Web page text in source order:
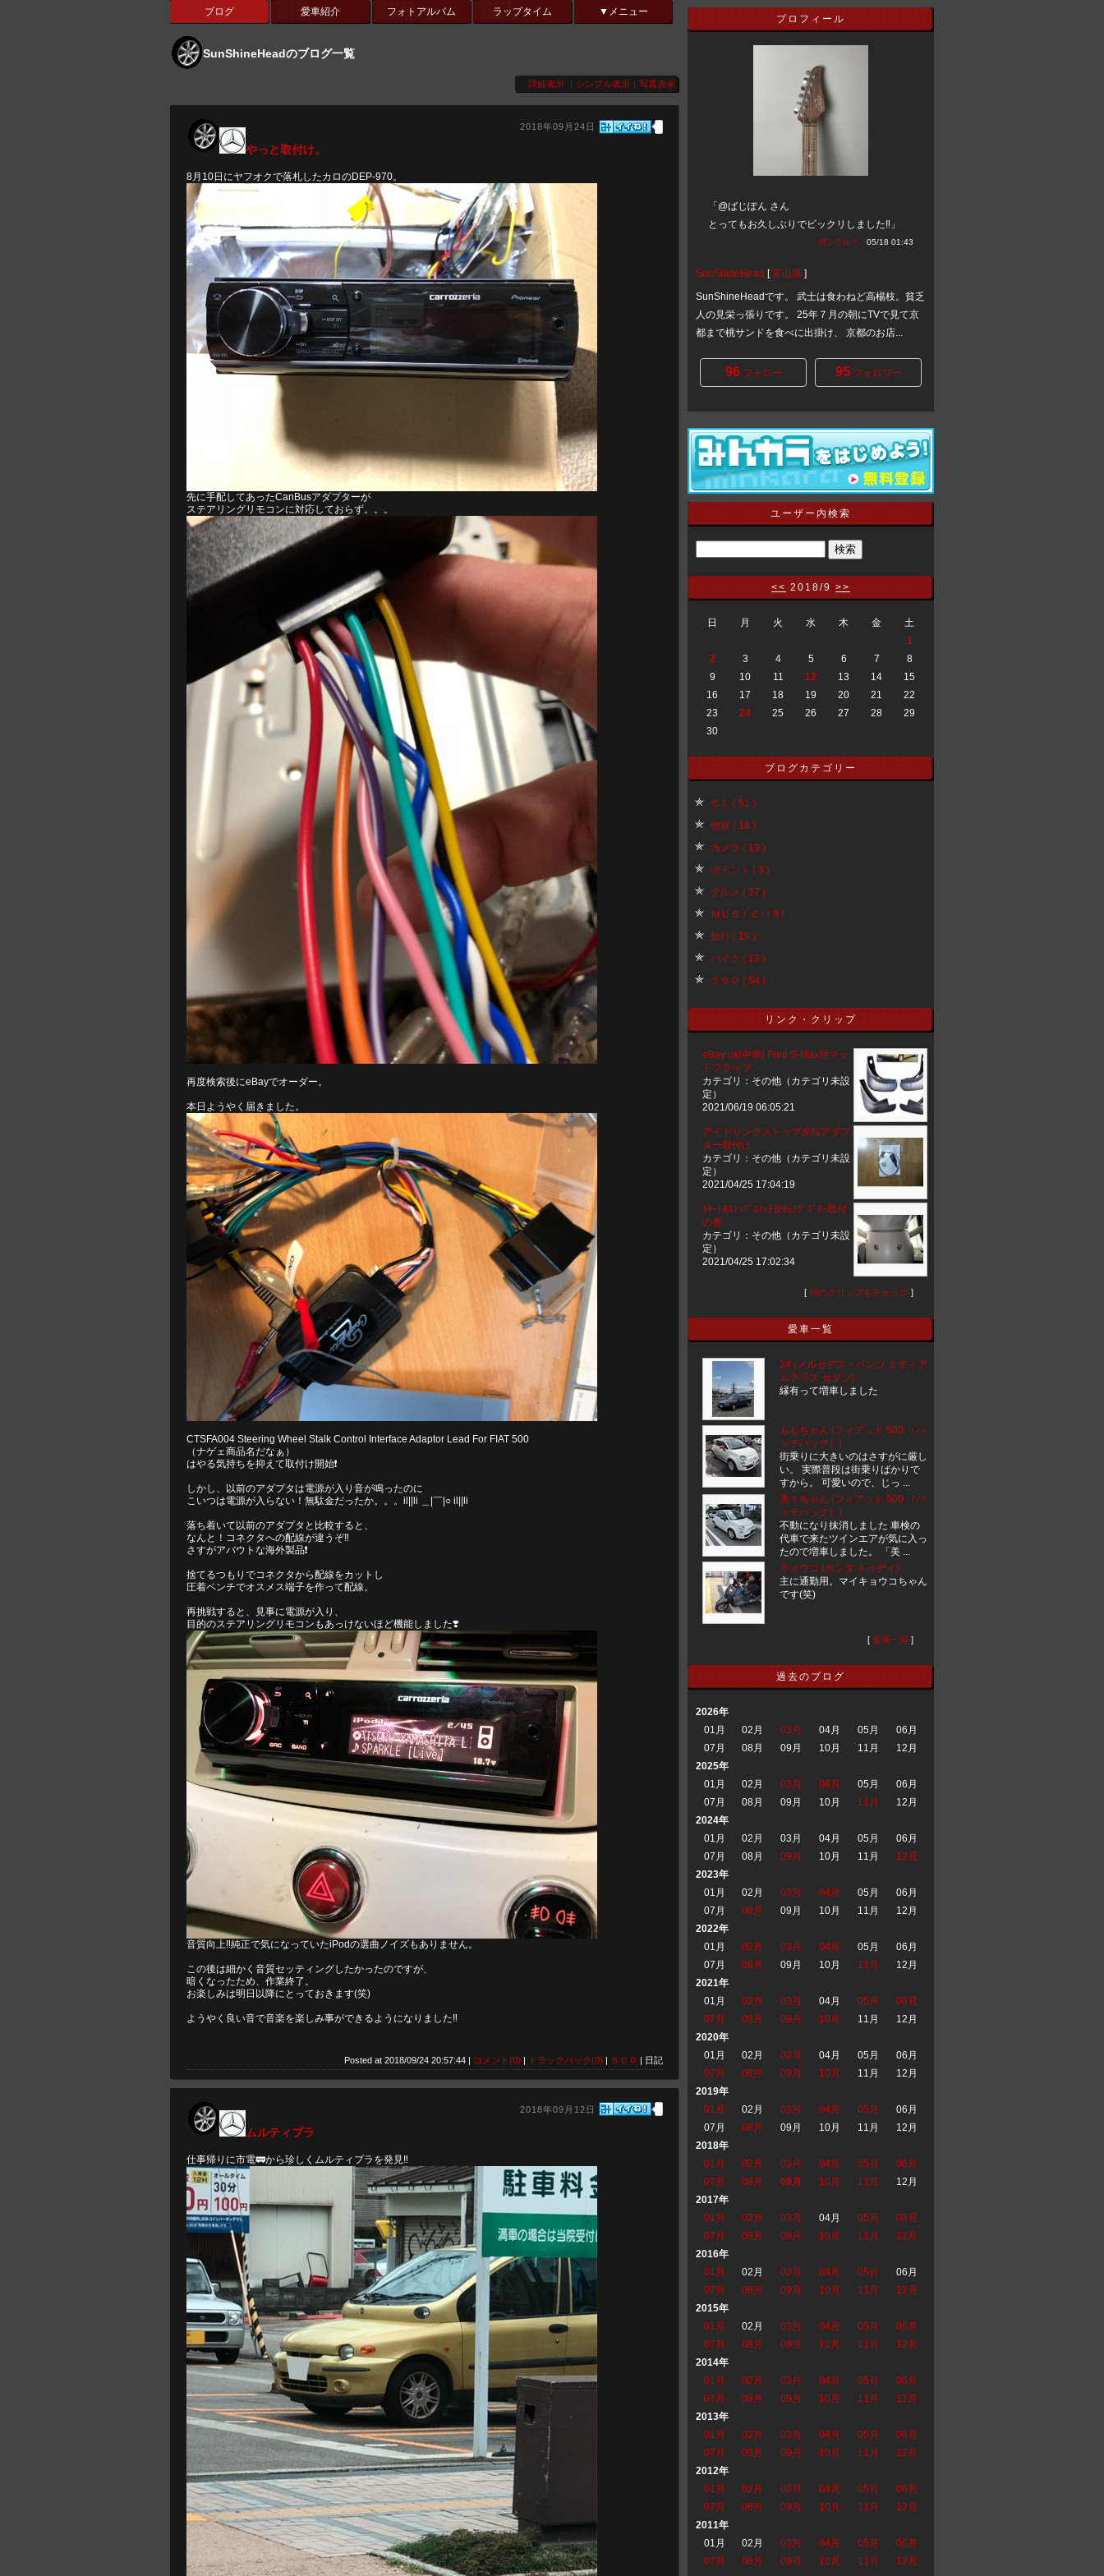
ブログ 愛車紹介 フォトアルバム ラップタイム ▼メニュー
SunShineHeadのブログ一覧
詳細表示 ｜ シンプル表示 写真表示
2018年09月24日
やっと取付け。
8月10日にヤフオクで落札したカロのDEP-970。
先に手配してあったCanBusアダプターが
ステアリングリモコンに対応しておらず。。。
再度検索後にeBayでオーダー。
本日ようやく届きました。
CTSFA004 Steering Wheel Stalk Control Interface Adaptor Lead For FIAT 500
（ナゲェ商品名だなぁ）
はやる気持ちを抑えて取付け開始❗️
しかし、以前のアダプタは電源が入り音が鳴ったのに
こいつは電源が入らない！無駄金だったか。。。il||li ＿|￣|○ il||li
落ち着いて以前のアダプタと比較すると、
なんと！コネクタへの配線が違うぞ‼️
さすがアバウトな海外製品❗️
捨てるつもりでコネクタから配線をカットし
圧着ペンチでオスメス端子を作って配線。
再挑戦すると、見事に電源が入り、
目的のステアリングリモコンもあっけないほど機能しました❣️
音質向上‼️純正で気になっていたiPodの選曲ノイズもありません。
この後は細かく音質セッティングしたかったのですが、
暗くなったため、作業終了。
お楽しみは明日以降にとっておきます(笑)
ようやく良い音で音楽を楽しみ事ができるようになりました‼️
Posted at 2018/09/24 20:57:44 | コメント(0) | トラックバック(0) | ５００ | 日記
2018年09月12日
ムルティプラ
仕事帰りに市電🚃から珍しくムルティプラを発見‼️
プロフィール
「@ばじぽん さん
とってもお久しぶりでビックリしました‼️」
何シテル？ 05/18 01:43
SunShineHead [富山県 ]
SunShineHeadです。 武士は食わねど高楊枝。貧乏
人の見栄っ張りです。 25年７月の朝にTVで見て京
都まで桃サンドを食べに出掛け、 京都のお店...
96フォロー 95フォロワー
ユーザー内検索
<<2018/9>>
日 月 火 水 木 金
土
1
2
3 4 5 6 7
8
9
10 11 12 13 14
15
16
17 18 19 20 21
22
23
24 25 26 27 28
29
30
ブログカテゴリー
ＣＬ ( 51 )
物欲 ( 18 )
カメラ ( 19 )
ポイント ( 3 )
グルメ ( 27 )
ＭＵＳＩＣ♪ ( 9 )
旅行 ( 19 )
バイク ( 13 )
５００ ( 54 )
リンク・クリップ
eBay uk(中華) Ford S-Max用マッ
ドフラップ
カテゴリ：その他（カテゴリ未設
定）
2021/06/19 06:05:21
アイドリングストップ反転アダプ
ター取付け
カテゴリ：その他（カテゴリ未設
定）
2021/04/25 17:04:19
ｽﾀｰﾄ&ｽﾄｯﾌﾟｽｲｯﾁ反転ｱﾀﾞﾌﾟﾀｰ取付
の巻
カテゴリ：その他（カテゴリ未設
定）
2021/04/25 17:02:34
[ 他のクリップをチェック ]
愛車一覧
24 (メルセデス・ベンツ ミディア
ムクラス セダン)
縁有って増車しました
ももちゃん (フィアット 500 （ハ
ッチバック）)
街乗りに大きいのはさすがに厳し
い。 実際普段は街乗りばかりで
すから。 可愛いので、じっ ...
美々ちゃん (フィアット 500 （ハ
ッチバック）)
不動になり抹消しました 車検の
代車で来たツインエアが気に入っ
たので増車しました。 「美 ...
キョウコ (ホンダ トゥデイ)
主に通勤用。マイキョウコちゃん
です(笑)
[ 愛車一覧 ]
過去のブログ
2026年
01月
02月 03月 04月 05月
06月
07月
08月 09月 10月 11月
12月
2025年
01月
02月 03月 04月 05月
06月
07月
08月 09月 10月 11月
12月
2024年
01月
02月 03月 04月 05月
06月
07月
08月 09月 10月 11月
12月
2023年
01月
02月 03月 04月 05月
06月
07月
08月 09月 10月 11月
12月
2022年
01月
02月 03月 04月 05月
06月
07月
08月 09月 10月 11月
12月
2021年
01月
02月 03月 04月 05月
06月
07月
08月 09月 10月 11月
12月
2020年
01月
02月 03月 04月 05月
06月
07月
08月 09月 10月 11月
12月
2019年
01月
02月 03月 04月 05月
06月
07月
08月 09月 10月 11月
12月
2018年
01月
02月 03月 04月 05月
06月
07月
08月 09月 10月 11月
12月
2017年
01月
02月 03月 04月 05月
06月
07月
08月 09月 10月 11月
12月
2016年
01月
02月 03月 04月 05月
06月
07月
08月 09月 10月 11月
12月
2015年
01月
02月 03月 04月 05月
06月
07月
08月 09月 10月 11月
12月
2014年
01月
02月 03月 04月 05月
06月
07月
08月 09月 10月 11月
12月
2013年
01月
02月 03月 04月 05月
06月
07月
08月 09月 10月 11月
12月
2012年
01月
02月 03月 04月 05月
06月
07月
08月 09月 10月 11月
12月
2011年
01月
02月 03月 04月 05月
06月
07月
08月 09月 10月 11月 12月